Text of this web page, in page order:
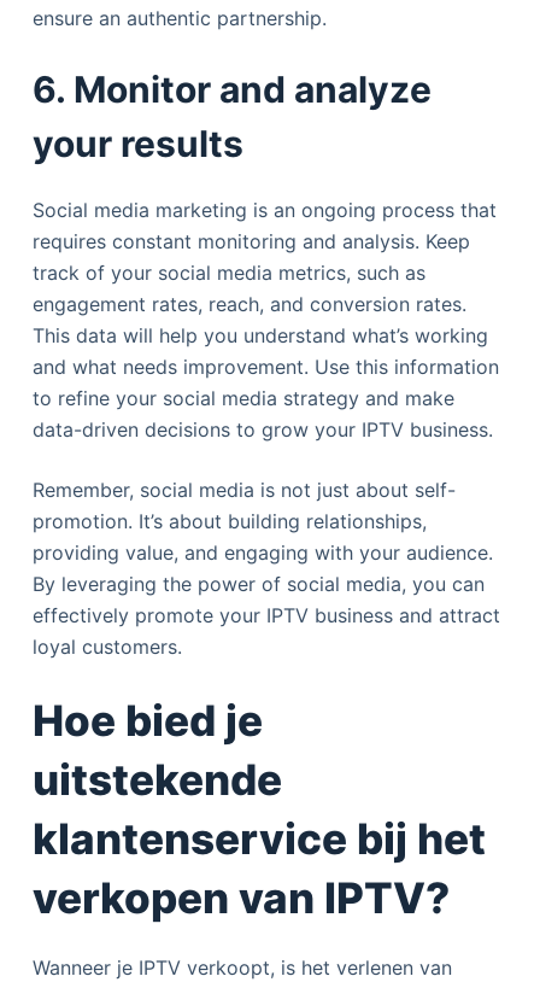
ensure an authentic partnership.
6. Monitor and analyze
your results
Social media marketing is an ongoing process that
requires constant monitoring and analysis. Keep
track of your social media metrics, such as
engagement rates, reach, and conversion rates.
This data will help you understand what’s working
and what needs improvement. Use this information
to refine your social media strategy and make
data-driven decisions to grow your IPTV business.
Remember, social media is not just about self-
promotion. It’s about building relationships,
providing value, and engaging with your audience.
By leveraging the power of social media, you can
effectively promote your IPTV business and attract
loyal customers.
Hoe bied je
uitstekende
klantenservice bij het
verkopen van IPTV?
Wanneer je IPTV verkoopt, is het verlenen van